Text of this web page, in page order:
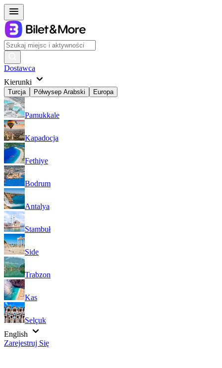
Dostawca
Kierunki
Turcja Półwysep Arabski Europa
Pamukkale
Kapadocja
Fethiye
Bodrum
Antalya
Stambuł
Side
Trabzon
Kas
Selçuk
English
Zarejestruj Się